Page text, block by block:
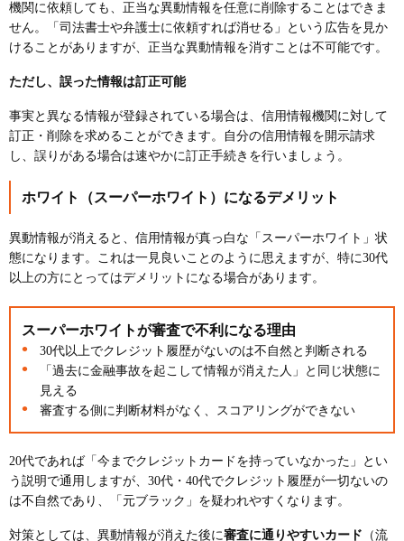
機関に依頼しても、正当な異動情報を任意に削除することはできま
せん。「司法書士や弁護士に依頼すれば消せる」という広告を見か
けることがありますが、正当な異動情報を消すことは不可能です。
ただし、誤った情報は訂正可能
事実と異なる情報が登録されている場合は、信用情報機関に対して
訂正・削除を求めることができます。自分の信用情報を開示請求
し、誤りがある場合は速やかに訂正手続きを行いましょう。
ホワイト（スーパーホワイト）になるデメリット
異動情報が消えると、信用情報が真っ白な「スーパーホワイト」状
態になります。これは一見良いことのように思えますが、特に30代
以上の方にとってはデメリットになる場合があります。
スーパーホワイトが審査で不利になる理由
30代以上でクレジット履歴がないのは不自然と判断される
「過去に金融事故を起こして情報が消えた人」と同じ状態に
見える
審査する側に判断材料がなく、スコアリングができない
20代であれば「今までクレジットカードを持っていなかった」とい
う説明で通用しますが、30代・40代でクレジット履歴が一切ないの
は不自然であり、「元ブラック」を疑われやすくなります。
対策としては、異動情報が消えた後に審査に通りやすいカード （流